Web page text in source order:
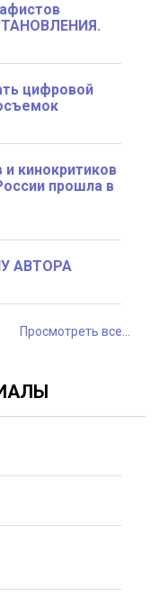
цифровой
кинокритиков
прошла в
АВТОРА
Просмотреть все...